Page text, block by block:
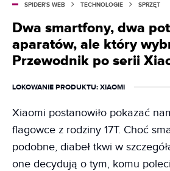
SPIDER'S WEB TECHNOLOGIE SPRZĘT
Dwa smartfony, dwa
aparatów, ale który
Przewodnik po serii
LOKOWANIE PRODUKTU: XIAOMI
Xiaomi postanowiło pokazać
flagowce z rodziny 17T. Choć
podobne, diabeł tkwi w
one decydują o tym, komu